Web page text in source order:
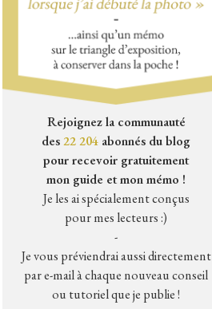
Rejoignez la communauté
des22 204 abonnés du blog
pour recevoir gratuitement
mon guide et mon mémo !
Je les ai spécialement conçus
pour mes lecteurs :)
-
Je vous préviendrai aussi directement
par e-mail à chaque nouveau conseil
ou tutoriel que je publie !